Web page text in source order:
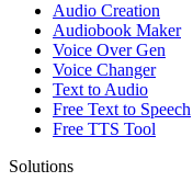
Audio Creation
Audiobook Maker
Voice Over Gen
Voice Changer
Text to Audio
Free Text to Speech
Free TTS Tool
Solutions